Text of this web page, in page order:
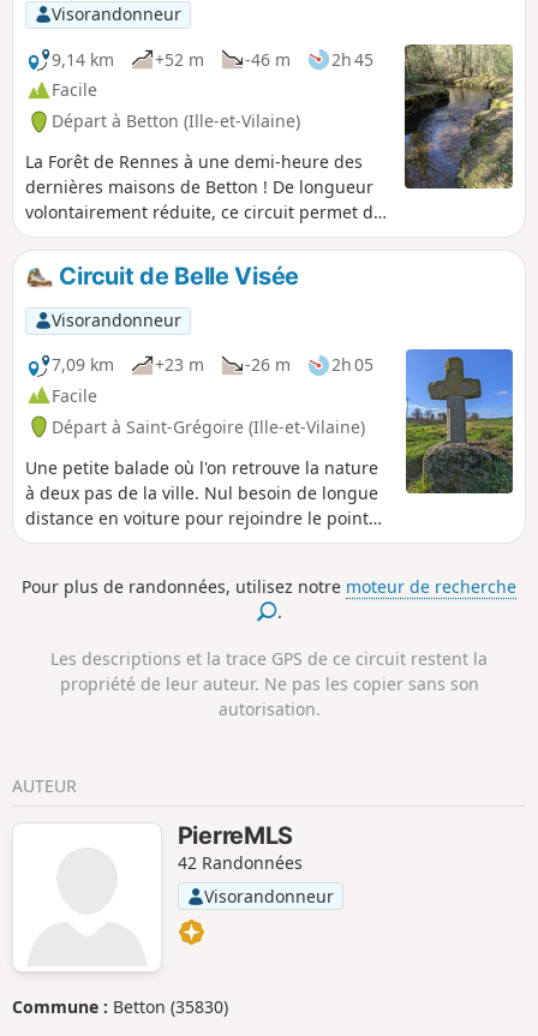
Visorandonneur
9,14 km
+52 m -46 m
2h 45
Facile
Départ à Betton (Ille-et-Vilaine)
La Forêt de Rennes à une demi-heure des
dernières maisons de Betton ! De longueur
volontairement réduite, ce circuit permet de
randonner en famille sans difficulté. À partir
des chemins creux du bocage bettonnais, on
aborde la grande forêt par les versants de la
Caleuvre. Plus dense au Nord, la futaie
s'éclaircit très vite et on rejoint les rives de la
rivière à l'ombre des chênes centenaires.
Magnifiques photos à faire au printemps et
à l'automne. Ombre en été.
Circuit de Belle Visée
Visorandonneur
7,09 km
+23 m -26 m
2h 05
Facile
Départ à Saint-Grégoire (Ille-et-Vilaine)
Une petite balade où l'on retrouve la nature
à deux pas de la ville. Nul besoin de longue
distance en voiture pour rejoindre le point
de départ du circuit. Ce circuit au travers de
Grégoire, nous fait passer dans trois
chemins creux et retrouver les chênes et les
couchant et certainement une faune vivante
au petit matin.
Pour plus de randonnées, utilisez notre moteur de recherche
.
Les descriptions et la trace GPS de ce circuit restent la
propriété de leur auteur. Ne pas les copier sans son
autorisation.
AUTEUR
PierreMLS
42 Randonnées
Visorandonneur
Commune : Betton (35830)